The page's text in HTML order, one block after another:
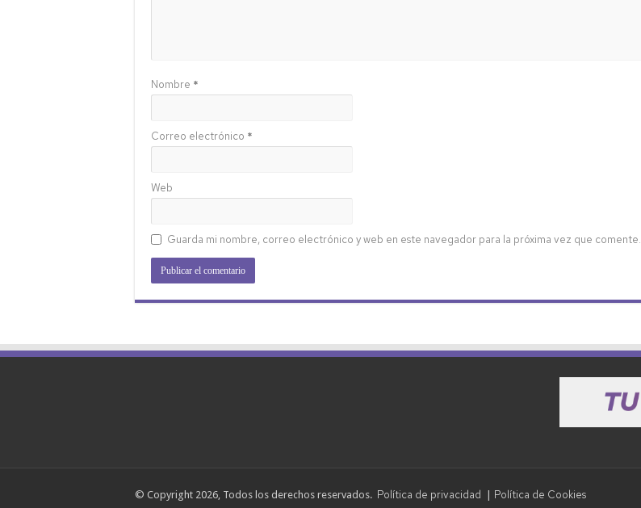
Nombre *
Correo electrónico *
Web
Guarda mi nombre, correo electrónico y web en este navegador para la próxima vez que comente.
© Copyright 2026, Todos los derechos reservados. Política de privacidad Política de Cookies